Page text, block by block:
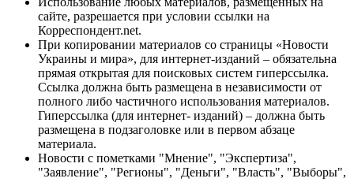
сайте, разрешается при условии ссылки на
Корреспондент.net.
При копировании материалов со страницы «Новости
Украины и мира», для интернет-изданий – обязательна
прямая открытая для поисковых систем гиперссылка.
Ссылка должна быть размещена в независимости от
полного либо частичного использования материалов.
Гиперссылка (для интернет- изданий) – должна быть
размещена в подзаголовке или в первом абзаце
материала.
Новости с пометками "Мнение", "Экспертиза",
"Заявление", "Регионы", "Деньги", "Власть", "Выборы",